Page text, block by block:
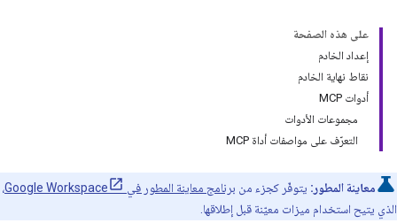
على هذه الصفحة
إعداد الخادم
نقاط نهاية الخادم
أدوات MCP
مجموعات الأدوات
التعرّف على مواصفات أداة MCP
معاينة المطور: يتوفّر كجزء من برنامج معاينة المطور في Google Workspace
،
الذي يتيح استخدام ميزات معيّنة قبل إطلاقها.